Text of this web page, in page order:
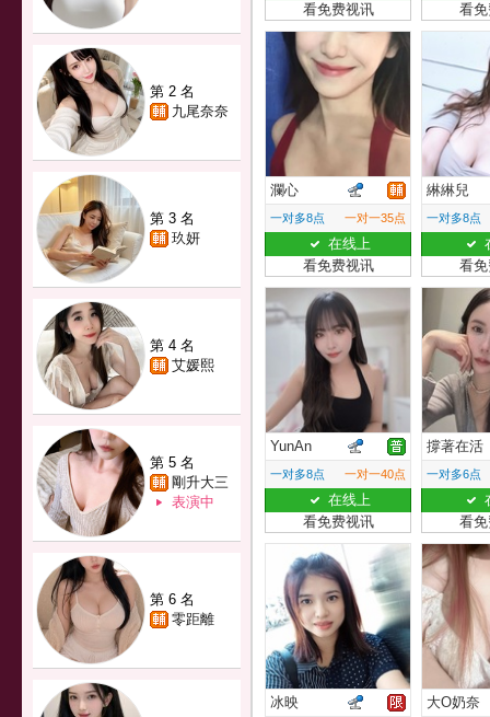
第 2 名
九尾奈奈
第 3 名
玖妍
第 4 名
艾媛熙
第 5 名
剛升大三
表演中
第 6 名
零距離
看免费视讯
看
瀾心
一对多8点 一对一35点
在线上
看免费视讯
綝綝兒
一对多8点
看
YunAn
一对多8点 一对一40点
在线上
看免费视讯
撐著在活
一对多6点
看
冰映 大O奶奈